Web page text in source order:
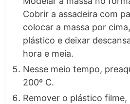
Cobrir a assadeira com
colocar a massa por
plástico e deixar
hora e meia.
Nesse meio tempo,
200º C.
Remover o plástico filme,